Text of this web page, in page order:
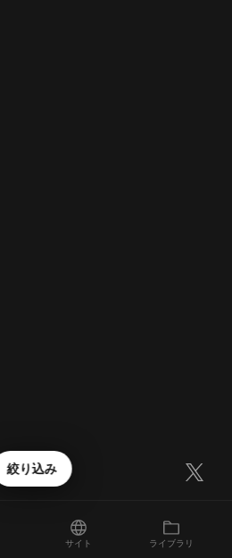
サイト ライブラリ
絞り込み